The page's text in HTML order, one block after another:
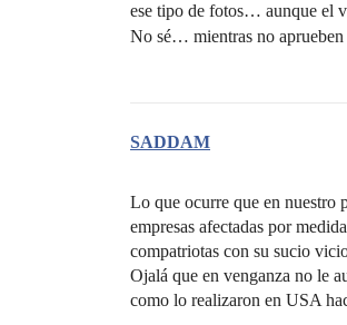
ese tipo de fotos… aunque el
No sé… mientras no
SADDAM
Lo que ocurre que en nuestro
empresas afectadas por
compatriotas con su sucio
Ojalá que en venganza no le
como lo realizaron en USA